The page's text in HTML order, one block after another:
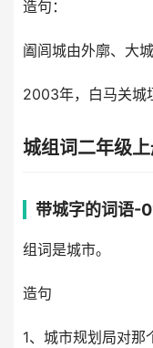
造句：
阖闾城由外廓、大
2003年，白马关城
城组词二年级上
带城字的词语-
组词是城市。
造句
1、城市规划局对那